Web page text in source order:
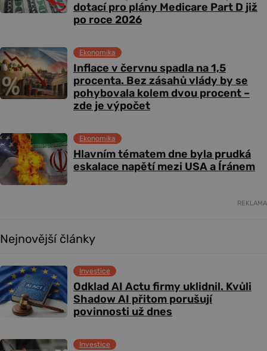
dotací pro plány Medicare Part D již
po roce 2026
Inflace v červnu spadla na 1,5
procenta. Bez zásahů vlády by se
pohybovala kolem dvou procent –
zde je výpočet
Ekonomika
Hlavním tématem dne byla prudká
eskalace napětí mezi USA a Íránem
Ekonomika
REKLAMA
Nejnovější články
Odklad AI Actu firmy uklidnil. Kvůli
Shadow AI přitom porušují
povinnosti už dnes
Investice
Investice